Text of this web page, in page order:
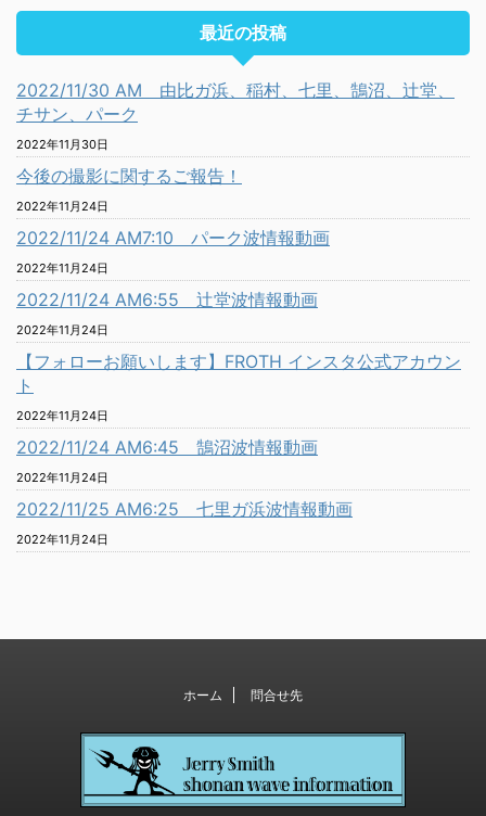
最近の投稿
2022/11/30 AM 由比ガ浜、稲村、七里、鵠沼、辻堂、
チサン、パーク
2022年11月30日
今後の撮影に関するご報告！
2022年11月24日
2022/11/24 AM7:10 パーク波情報動画
2022年11月24日
2022/11/24 AM6:55 辻堂波情報動画
2022年11月24日
【フォローお願いします】FROTH インスタ公式アカウン
ト
2022年11月24日
2022/11/24 AM6:45 鵠沼波情報動画
2022年11月24日
2022/11/25 AM6:25 七里ガ浜波情報動画
2022年11月24日
ホーム 問合せ先